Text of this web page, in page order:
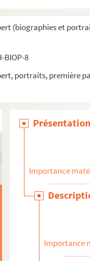
(biographies et
BIOP-8
portraits, première
Europe
Hollande
de Hollande
de Hollande
Importance
Importance